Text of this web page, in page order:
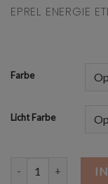
EPREL ENERGIE
Farbe
Licht Farbe
Ultra Flach LED